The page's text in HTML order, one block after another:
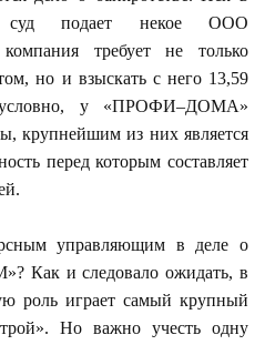
суд подает некое ООО
требует не только
но и взыскать с него 13,59
у «ПРОФИ–ДОМА»
крупнейшим из них является
перед которым составляет
управляющим в деле о
Как и следовало ожидать, в
роль играет самый крупный
Но важно учесть одну